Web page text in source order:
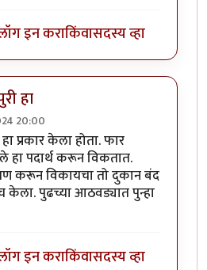
इन कराकिंवासदस्य व्हा
हा
20:00
प्रकार केला होता. फार
पदार्थ करून विकतात.
करून विकायचा तो दुकान बंद
केला. पुढच्या आठवड्यात पुन्हा
इन कराकिंवासदस्य व्हा